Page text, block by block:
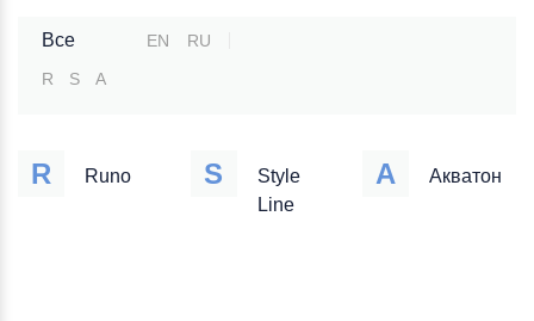
Все EN
RU
R
S А
R Runo S
Style
Line
А Акватон